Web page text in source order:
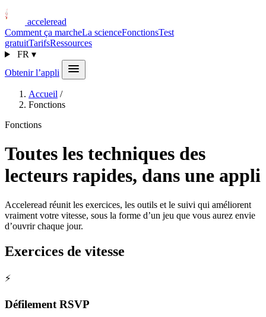
acceleread
Comment ça marcheLa scienceFonctionsTest
gratuitTarifsRessources
FR ▾
Obtenir l’appli
Accueil /
Fonctions
Fonctions
Toutes les techniques des
lecteurs rapides, dans une appli
Acceleread réunit les exercices, les outils et le suivi qui améliorent
vraiment votre vitesse, sous la forme d’un jeu que vous aurez envie
d’ouvrir chaque jour.
Exercices de vitesse
⚡
Défilement RSVP